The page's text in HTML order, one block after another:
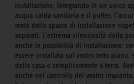
installazione. Integrando in un unico
acqua calda sanitaria e il puffer,
metà dello spazio di installazione
separati. L'estrema silenziosità della
anche le possibilità di installazione:
essere installata sul vostro tetto piano,
della casa o semplicemente a terra.
anche nel controllo del vostro